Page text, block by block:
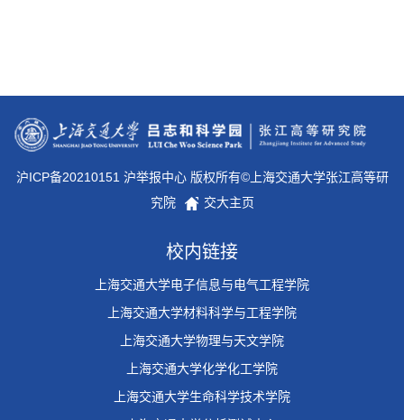
沪ICP备20210151 沪举报中心 版权所有©上海交通大学张江高等研
究院
交大主页
校内链接
上海交通大学电子信息与电气工程学院
上海交通大学材料科学与工程学院
上海交通大学物理与天文学院
上海交通大学化学化工学院
上海交通大学生命科学技术学院